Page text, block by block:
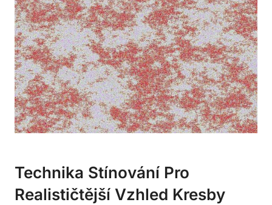
Technika Stínování Pro
Realističtější Vzhled Kresby